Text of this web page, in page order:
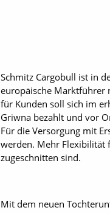
Schmitz Cargobull ist in
europäische Marktführer
für Kunden soll sich im
Griwna bezahlt und vor
Für die Versorgung mit
werden. Mehr Flexibilität
zugeschnitten sind.
Mit dem neuen